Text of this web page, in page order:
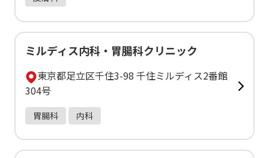
ミルディス内科・胃腸科クリニック
東京都足立区千住3-98 千住ミルディス2番館
304号
胃腸科 内科